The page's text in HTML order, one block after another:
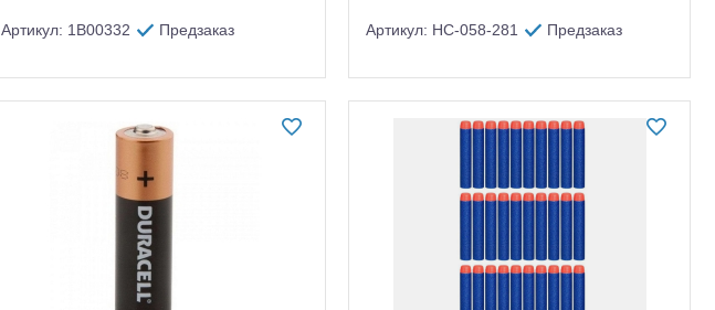
Артикул: 1B00332 Предзаказ Артикул: HC-058-281 Предзаказ